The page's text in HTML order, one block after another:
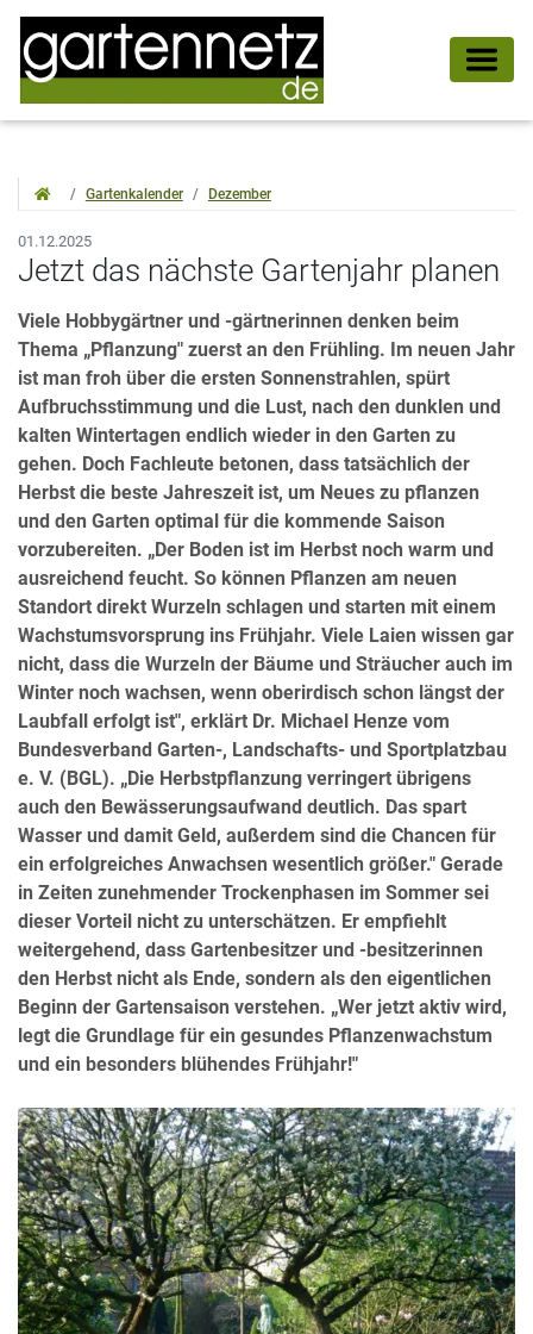
Gartenkalender Dezember
01.12.2025
Jetzt das nächste Gartenjahr planen
Viele Hobbygärtner und -gärtnerinnen denken beim
Thema „Pflanzung" zuerst an den Frühling. Im neuen Jahr
ist man froh über die ersten Sonnenstrahlen, spürt
Aufbruchsstimmung und die Lust, nach den dunklen und
kalten Wintertagen endlich wieder in den Garten zu
gehen. Doch Fachleute betonen, dass tatsächlich der
Herbst die beste Jahreszeit ist, um Neues zu pflanzen
und den Garten optimal für die kommende Saison
vorzubereiten. „Der Boden ist im Herbst noch warm und
ausreichend feucht. So können Pflanzen am neuen
Standort direkt Wurzeln schlagen und starten mit einem
Wachstumsvorsprung ins Frühjahr. Viele Laien wissen gar
nicht, dass die Wurzeln der Bäume und Sträucher auch im
Winter noch wachsen, wenn oberirdisch schon längst der
Laubfall erfolgt ist", erklärt Dr. Michael Henze vom
Bundesverband Garten-, Landschafts- und Sportplatzbau
e. V. (BGL). „Die Herbstpflanzung verringert übrigens
auch den Bewässerungsaufwand deutlich. Das spart
Wasser und damit Geld, außerdem sind die Chancen für
ein erfolgreiches Anwachsen wesentlich größer." Gerade
in Zeiten zunehmender Trockenphasen im Sommer sei
dieser Vorteil nicht zu unterschätzen. Er empfiehlt
weitergehend, dass Gartenbesitzer und -besitzerinnen
den Herbst nicht als Ende, sondern als den eigentlichen
Beginn der Gartensaison verstehen. „Wer jetzt aktiv wird,
legt die Grundlage für ein gesundes Pflanzenwachstum
und ein besonders blühendes Frühjahr!"